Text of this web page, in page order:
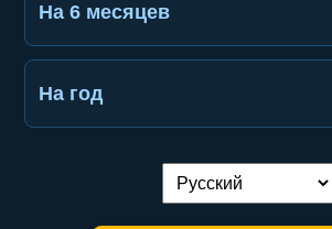
На 6 месяцев
На год
Переключение языка: